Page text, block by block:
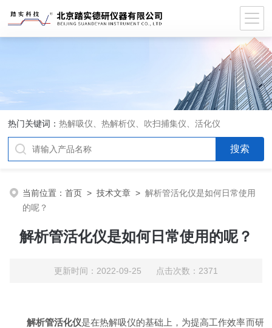
热门关键词：热解吸仪、热解析仪、吹扫捕集仪、活化仪
当前位置：首页 >技术文章 >解析管活化仪是如何日常使用
的呢？
解析管活化仪是如何日常使用的呢？
更新时间：2022-09-25 点击次数：2371
解析管活化仪是在热解吸仪的基础上，为提高工作效率而研